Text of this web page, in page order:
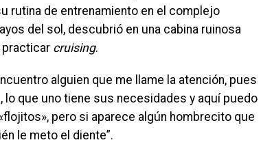
rutina de entrenamiento en el complejo
del sol, descubrió en una cabina ruinosa
practicar cruising.
alguien que me llame la atención, pues
lo que uno tiene sus necesidades y aquí puedo
pero si aparece algún hombrecito que
le meto el diente”.